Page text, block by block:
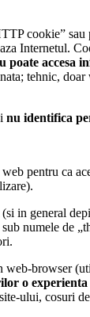
cookie”
Internetul.
poate accesa
tehnic,
nu identifica
pentru ca
in general
numele
browser
o
ului, cosuri